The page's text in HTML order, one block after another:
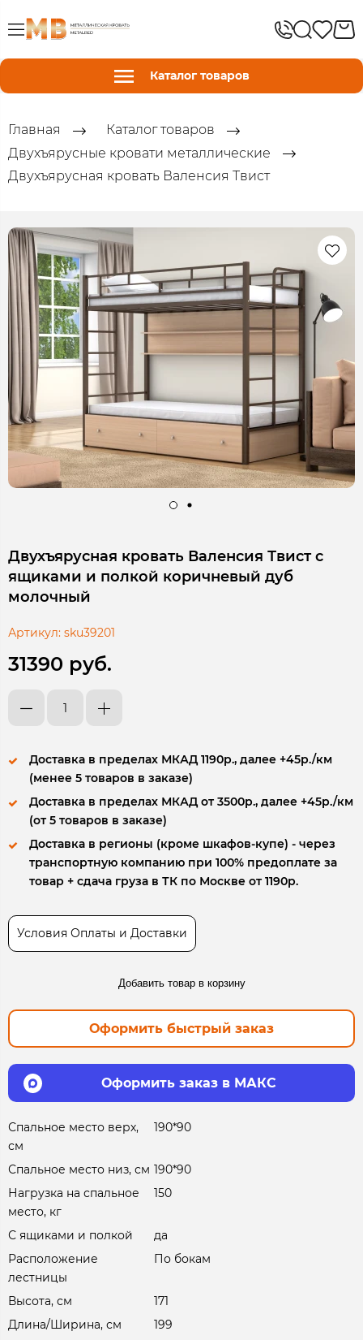
Каталог товаров
Главная
Каталог товаров
Двухъярусные кровати металлические
Двухъярусная кровать Валенсия Твист
Двухъярусная кровать Валенсия Твист с
ящиками и полкой коричневый дуб
молочный
Артикул: sku39201
31390 руб.
Доставка в пределах МКАД 1190р., далее +45р./км
(менее 5 товаров в заказе)
Доставка в пределах МКАД от 3500р., далее +45р./км
(от 5 товаров в заказе)
Доставка в регионы (кроме шкафов-купе) - через
транспортную компанию при 100% предоплате за
товар + сдача груза в ТК по Москве от 1190р.
Условия Оплаты и Доставки
Добавить товар в корзину
Оформить быстрый заказ
Оформить заказ в МАКС
Спальное место верх,
см
190*90
Спальное место низ, см 190*90
Нагрузка на спальное
место, кг
150
С ящиками и полкой
да
Расположение
лестницы
По бокам
Высота, см
171
Длина/Ширина, см
199